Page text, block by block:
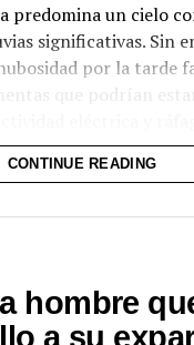
X
predomina un cielo
significativas. Sin
por la tarde
que podrían estar
se mantendrá entre
en el occidente y la
a la
del MARN y
en zonas propensas a
ráfagas de viento
CONTINUE READING
hombre
a su